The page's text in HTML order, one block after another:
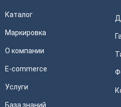
Каталог
Маркировка
О компании
E-commerce
Услуги
База знаний